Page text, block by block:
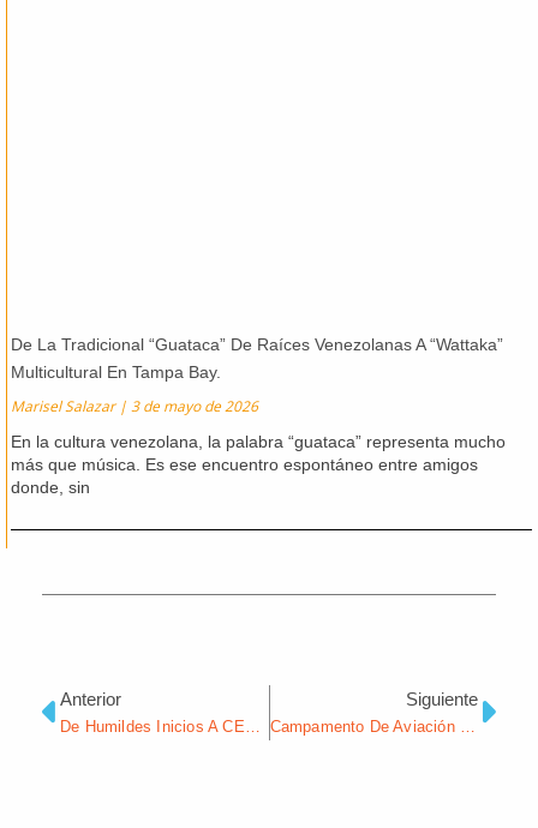
De La Tradicional “Guataca” De Raíces Venezolanas A “Wattaka”
Multicultural En Tampa Bay.
Marisel Salazar 3 de mayo de 2026
En la cultura venezolana, la palabra “guataca” representa mucho
más que música. Es ese encuentro espontáneo entre amigos
donde, sin
Anterior
De Humildes Inicios A CEO: Sandra Atiles-Tyrrell
Siguiente
Campamento De Aviación Para Niñas Inspira A Futuras Líderes En Tampa